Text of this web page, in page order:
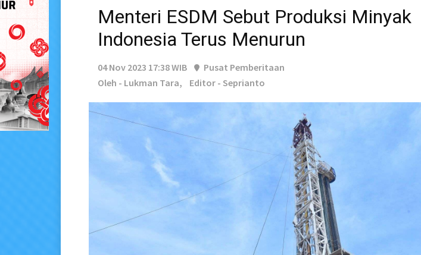
Menteri ESDM Sebut Produksi Minyak
Indonesia Terus Menurun
04 Nov 2023 17:38 WIB
Pusat Pemberitaan
Oleh - Lukman Tara,
Editor - Seprianto